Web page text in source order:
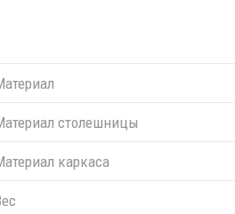
столешницы
каркаса